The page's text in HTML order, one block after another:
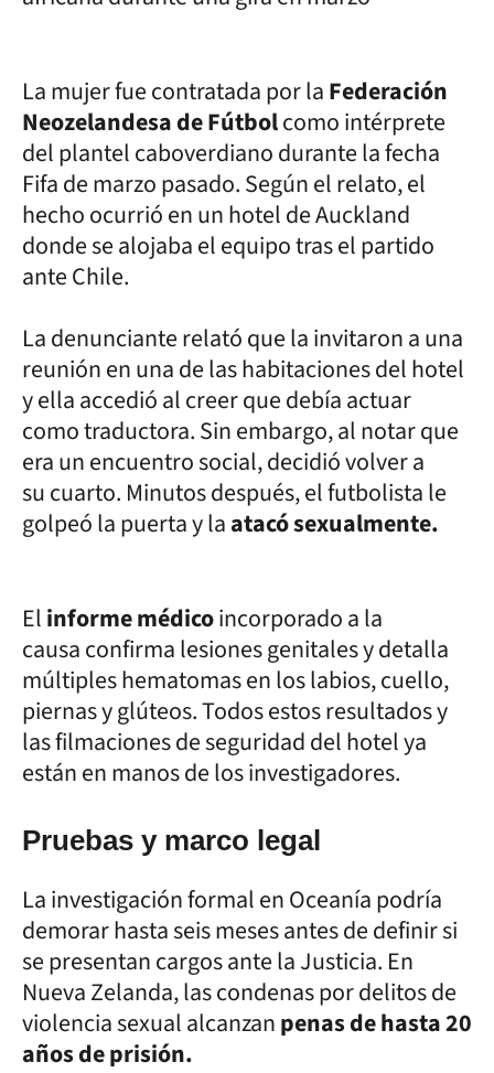
La mujer fue contratada por laFederación
Neozelandesa de Fútbolcomo intérprete
del plantel caboverdiano durante la fecha
Fifa de marzo pasado. Según el relato, el
hecho ocurrió en un hotel de Auckland
donde se alojaba el equipo tras el partido
ante Chile.
La denunciante relató que la invitaron a una
reunión en una de las habitaciones del hotel
y ella accedió al creer que debía actuar
como traductora. Sin embargo, al notar que
era un encuentro social, decidió volver a
su cuarto. Minutos después, el futbolista le
golpeó la puerta y laatacó sexualmente.
Elinforme médicoincorporado a la
causa confirma lesiones genitales y detalla
múltiples hematomas en los labios, cuello,
piernas y glúteos. Todos estos resultados y
las filmaciones de seguridad del hotel ya
están en manos de los investigadores.
Pruebas y marco legal
La investigación formal en Oceanía podría
demorar hasta seis meses antes de definir si
se presentan cargos ante la Justicia. En
Nueva Zelanda, las condenas por delitos de
violencia sexual alcanzanpenas de hasta 20
años de prisión.